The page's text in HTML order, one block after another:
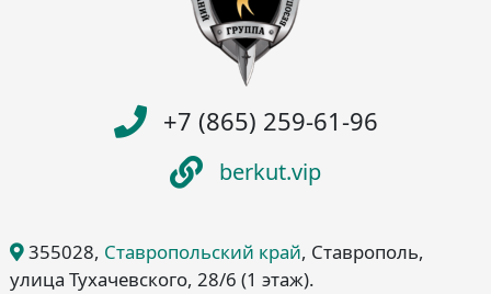
+7 (865) 259-61-96
berkut.vip
355028, Ставропольский край, Ставрополь,
улица Тухачевского, 28/6 (1 этаж).